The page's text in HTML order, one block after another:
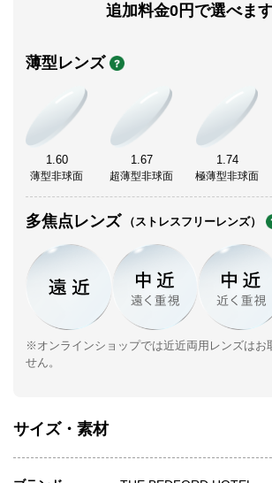
追加料金0円で選べます
薄型レンズ
1.60
薄型非球面
1.67
超薄型非球面
1.74
極薄型非球面
多焦点レンズ （ストレスフリーレンズ）
※オンラインショップでは近近両用レンズはお
せん。
サイズ・素材